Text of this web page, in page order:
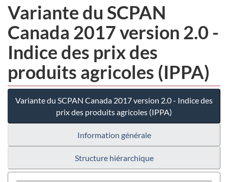
Variante du SCPAN
Canada 2017 version 2.0 -
Indice des prix des
produits agricoles (IPPA)
Variante du SCPAN Canada 2017 version 2.0 - Indice des
prix des produits agricoles (IPPA)
Information générale
Structure hiérarchique